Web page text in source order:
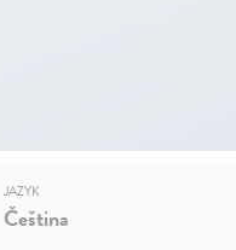
JAZYK
Čeština